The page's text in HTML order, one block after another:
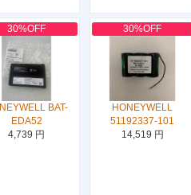
30%OFF
BAT-
EDA52
4,739 円
30%OFF
HONEYWELL
51192337-101
14,519 円